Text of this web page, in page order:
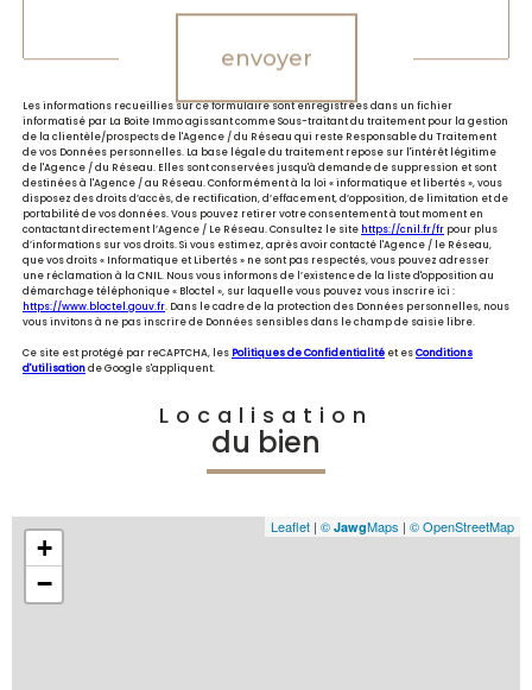
envoyer
Les informations recueillies sur ce formulaire sont enregistrées dans un fichier
informatisé par La Boite Immo agissant comme Sous-traitant du traitement pour la gestion
de la clientèle/prospects de l'Agence / du Réseau qui reste Responsable du Traitement
de vos Données personnelles. La base légale du traitement repose sur l'intérêt légitime
de l'Agence / du Réseau. Elles sont conservées jusqu'à demande de suppression et sont
destinées à l'Agence / au Réseau. Conformément à la loi « informatique et libertés », vous
disposez des droits d’accès, de rectification, d’effacement, d’opposition, de limitation et de
portabilité de vos données. Vous pouvez retirer votre consentement à tout moment en
contactant directement l’Agence / Le Réseau. Consultez le site https://cnil.fr/fr pour plus
d’informations sur vos droits. Si vous estimez, après avoir contacté l'Agence / le Réseau,
que vos droits « Informatique et Libertés » ne sont pas respectés, vous pouvez adresser
une réclamation à la CNIL. Nous vous informons de l’existence de la liste d'opposition au
démarchage téléphonique « Bloctel », sur laquelle vous pouvez vous inscrire ici :
https://www.bloctel.gouv.fr. Dans le cadre de la protection des Données personnelles, nous
vous invitons à ne pas inscrire de Données sensibles dans le champ de saisie libre.
Ce site est protégé par reCAPTCHA, les Politiques de Confidentialité et esConditions
d'utilisationde Google s'appliquent.
Localisation
du bien
+
−
Leaflet | © JawgMaps | © OpenStreetMap